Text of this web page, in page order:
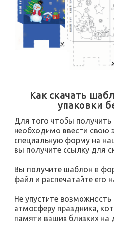
Как скачать
упаковки
Для того чтобы
необходимо ввести свою
специальную форму на
вы получите ссылку для
Вы получите шаблон в
файл и распечатайте его
Не упустите
атмосферу праздника,
памяти ваших близких на